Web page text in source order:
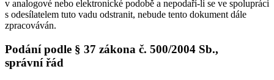
v analogové nebo elektronické podobě a nepodaří-li se ve spolupráci
s odesílatelem tuto vadu odstranit, nebude tento dokument dále
zpracováván.
Podání podle § 37 zákona č. 500/2004 Sb.,
správní řád